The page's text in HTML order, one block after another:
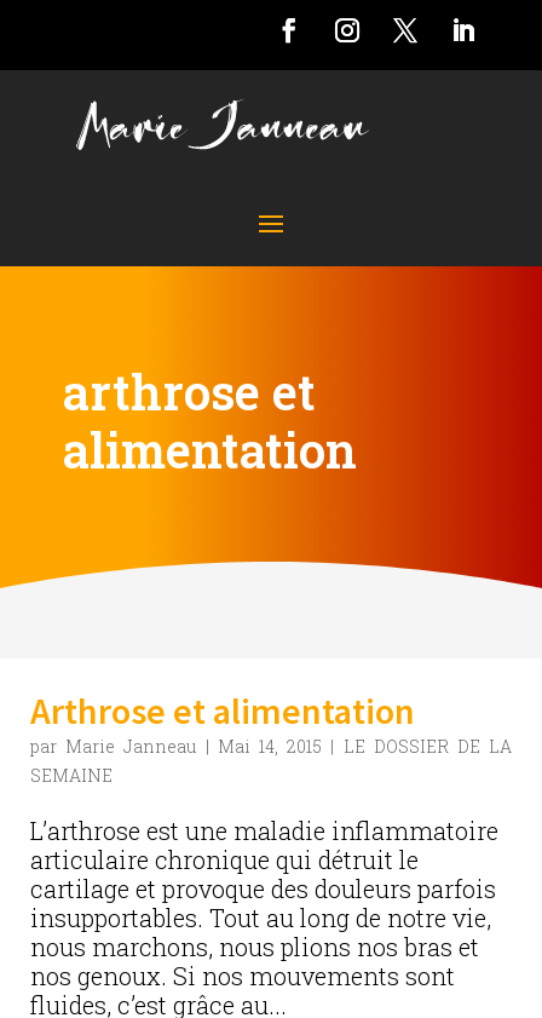
arthrose et
alimentation
Arthrose et alimentation
par Marie Janneau | Mai 14, 2015 | LE DOSSIER DE LA
SEMAINE
L’arthrose est une maladie inflammatoire
articulaire chronique qui détruit le
cartilage et provoque des douleurs parfois
insupportables. Tout au long de notre vie,
nous marchons, nous plions nos bras et
nos genoux. Si nos mouvements sont
fluides, c’est grâce au...